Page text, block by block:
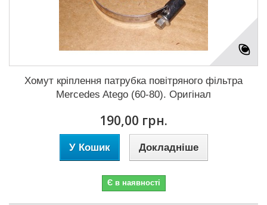
Хомут кріплення патрубка повітряного фільтра
Mercedes Atego (60-80). Оригінал
190,00 грн.
У Кошик Докладніше
Є в наявності